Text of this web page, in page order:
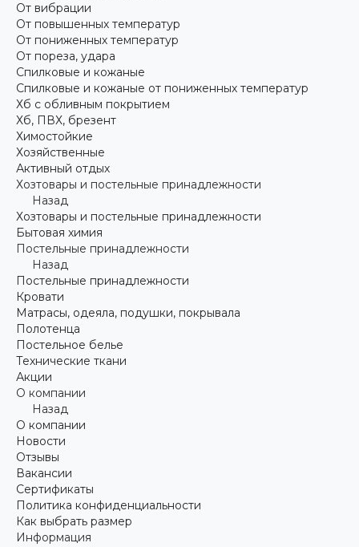
От вибрации
От повышенных температур
От пониженных температур
От пореза, удара
Спилковые и кожаные
Спилковые и кожаные от пониженных температур
Хб с обливным покрытием
Хб, ПВХ, брезент
Химостойкие
Хозяйственные
Активный отдых
Хозтовары и постельные принадлежности
Назад
Хозтовары и постельные принадлежности
Бытовая химия
Постельные принадлежности
Назад
Постельные принадлежности
Кровати
Матрасы, одеяла, подушки, покрывала
Полотенца
Постельное белье
Технические ткани
Акции
О компании
Назад
О компании
Новости
Отзывы
Вакансии
Сертификаты
Политика конфиденциальности
Как выбрать размер
Информация